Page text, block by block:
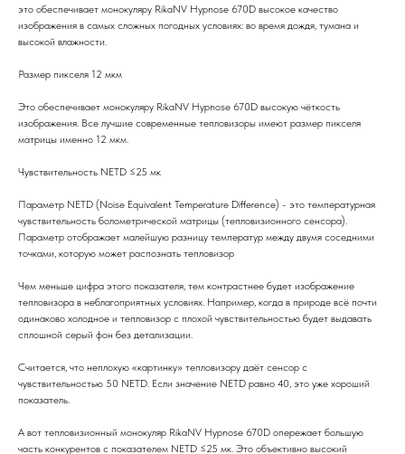
это обеспечивает монокуляру RikaNV Hypnose 670D высокое качество
изображения в самых сложных погодных условиях: во время дождя, тумана и
высокой влажности.
Размер пикселя 12 мкм
Это обеспечивает монокуляру RikaNV Hypnose 670D высокую чёткость
изображения. Все лучшие современные тепловизоры имеют размер пикселя
матрицы именно 12 мкм.
Чувствительность NEТD ≤25 мк
Параметр NETD (Noise Equivalent Temperature Difference) - это температурная
чувствительность болометрической матрицы (тепловизионного сенсора).
Параметр отображает малейшую разницу температур между двумя соседними
точками, которую может распознать тепловизор
Чем меньше цифра этого показателя, тем контрастнее будет изображение
тепловизора в неблагоприятных условиях. Например, когда в природе всё почти
одинаково холодное и тепловизор с плохой чувствительностью будет выдавать
сплошной серый фон без детализации.
Считается, что неплохую «картинку» тепловизору даёт сенсор с
чувствительностью 50 NETD. Если значение NETD равно 40, это уже хороший
показатель.
А вот тепловизионный монокуляр RikaNV Hypnose 670D опережает большую
часть конкурентов с показателем NEТD ≤25 мк. Это объективно высокий